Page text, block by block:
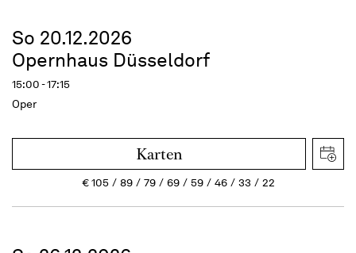
So 20.12.2026
Opernhaus Düsseldorf
15:00 - 17:15
Oper
Karten
€105 89 79 69 59 46 33 22